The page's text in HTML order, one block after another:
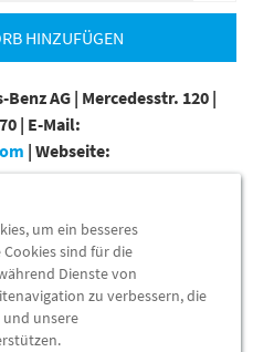
HINZUFÜGEN
Benz AG | Mercedesstr. 120 |
| E-Mail:
| Webseite:
Ersatzteil bei Ihrem Fahrzeug
Ihres
um ein besseres
sind für die
Dienste von
zu verbessern, die
unsere